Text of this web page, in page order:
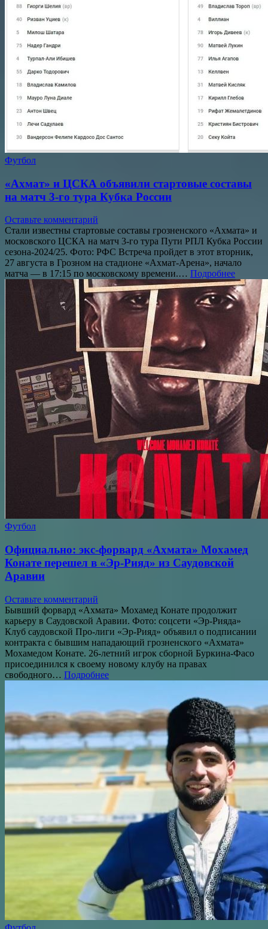
Футбол
«Ахмат» и ЦСКА объявили стартовые составы
на матч 3-го тура Кубка России
Оставьте комментарий
Стали известны стартовые составы грозненского «Ахмата» и
московского ЦСКА на матч 3-го тура Пути РПЛ Кубка России
сезона-2024/25. Фото: РФС Встреча пройдет в этот вторник,
27 августа в Грозном на стадионе «Ахмат-Арена», начало
матча — в 17:15 по московскому времени.… Подробнее
Футбол
Официально: экс-форвард «Ахмата» Мохамед
Конате перешел в «Эр-Рияд» из Саудовской
Аравии
Оставьте комментарий
Бывший форвард «Ахмата» Мохамед Конате продолжит
карьеру в Саудовской Аравии. Фото: соцсети «Эр-Рияда»
Клуб саудовской Про-лиги «Эр-Рияд» объявил о подписании
контракта с бывшим нападающий грозненского «Ахмата»
Мохамедом Конате. 26-летний игрок сборной Буркина-Фасо
присоединился к своему новому клубу на правах
свободного… Подробнее